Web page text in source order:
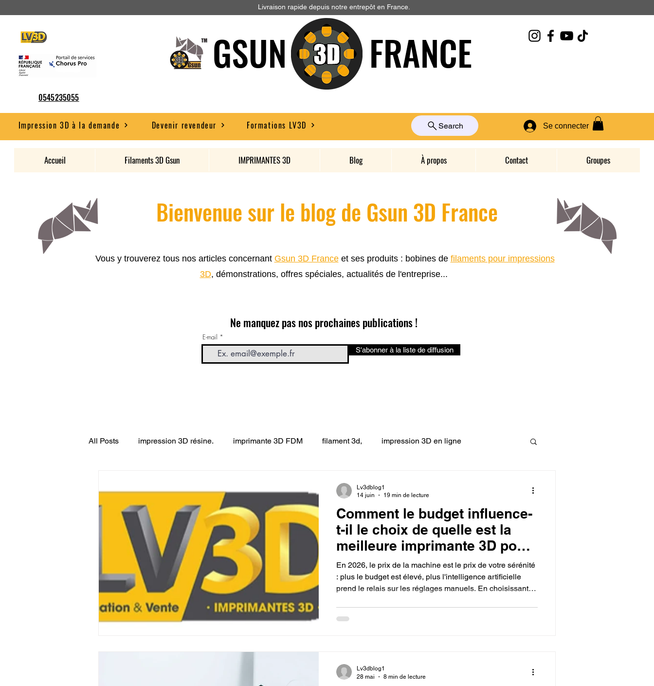
Livraison rapide depuis notre entrepôt en France.
0545235055
GSUN FRANCE
Impression 3D à la demande Devenir revendeur Formations LV3D Se connecter
Search
Accueil Filaments 3D Gsun IMPRIMANTES 3D Blog À propos Contact Groupes
Bienvenue sur le blog de Gsun 3D France
Vous y trouverez tous nos articles concernant Gsun 3D Franceet ses produits : bobines de filaments pour impressions
3D, démonstrations, offres spéciales, actualités de l'entreprise...
Ne manquez pas nos prochaines publications !
E-mail
S'abonner à la liste de diffusion
All Posts impression 3D résine. imprimante 3D FDM filament 3d, impression 3D en ligne
SCANNER 3D Formation à l'impression 3D CPF impression 3D à la demande Formation 3D en ligne.
filament 3D Refaire une piece en 3D Filament PETG
Entretien imprimante 3D postraitement SNAPMAKER
Comment le budget influence-
t-il le choix de quelle est la
meilleure imprimante 3D pour
débuter sans réglages ?
En 2026, le prix de la machine est le prix de votre sérénité
: plus le budget est élevé, plus l'intelligence artificielle
prend le relais sur les réglages manuels. En choisissant
vos premiers pas, mais vous vous offrez également une
Lv3dblog1
14 juin
19 min de lecture
Lv3dblog1
28 mai
8 min de lecture